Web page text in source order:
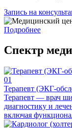
Запись на
Подробнее
Спектр
01
Терапевт (ЭКГ-
Терапевт — врач
диагностику и
включая